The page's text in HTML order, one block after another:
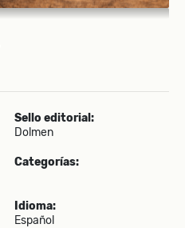
Sello editorial:
Dolmen
Categorías:
Idioma:
Español